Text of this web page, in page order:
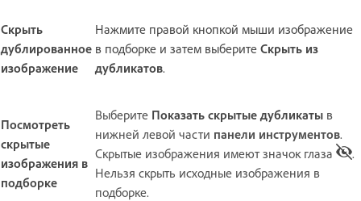
Скрыть
дублированное
изображение
Нажмите правой кнопкой мыши изображение
в подборке и затем выберите Скрыть из
дубликатов.
Посмотреть
скрытые
изображения в
подборке
Выберите Показать скрытые дубликаты в
нижней левой части панели инструментов.
Скрытые изображения имеют значок глаза
.
Нельзя скрыть исходные изображения в
подборке.